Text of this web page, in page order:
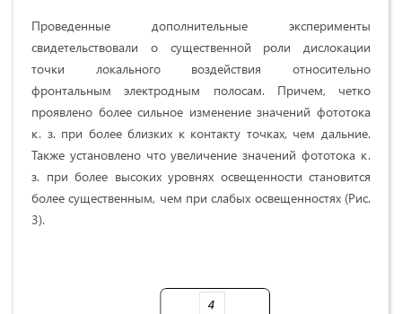
Проведенные дополнительные эксперименты
свидетельствовали о существенной роли дислокации
точки локального воздействия относительно
фронтальным электродным полосам. Причем, четко
проявлено более сильное изменение значений фототока
к. з. при более близких к контакту точках, чем дальние.
Также установлено что увеличение значений фототока к.
з. при более высоких уровнях освещенности становится
более существенным, чем при слабых освещенностях (Рис.
3).